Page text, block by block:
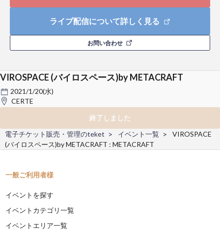
ライブ配信について詳しく見る
お問い合わせ
VIROSPACE (バイロスペース)by METACRAFT
2021/1/20(水)
CERTE
終了しました
電子チケット販売・管理のteket
イベント一覧
VIROSPACE
(バイロスペース)by METACRAFT : METACRAFT
一般ご利用者様
イベントを探す
イベントカテゴリ一覧
イベントエリア一覧